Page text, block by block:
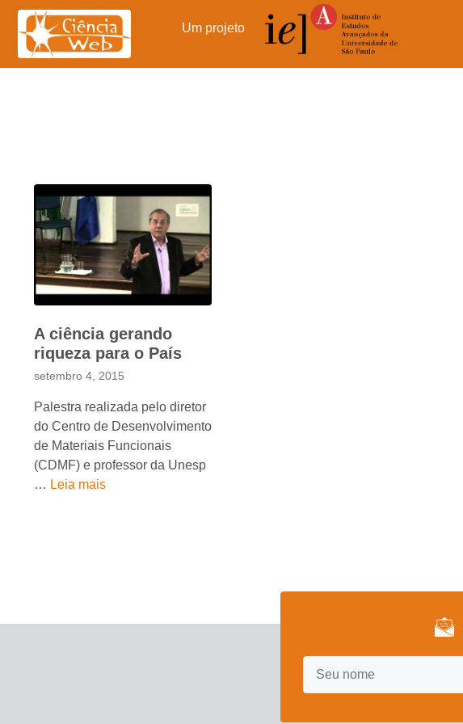
Pular
conteúdo
Um projeto
A ciência gerando
riqueza para o País
setembro 4, 2015
Palestra realizada pelo diretor
do Centro de Desenvolvimento
de Materiais Funcionais
(CDMF) e professor da Unesp
… Leia mais